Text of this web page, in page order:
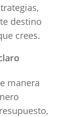
destino
crees.
manera